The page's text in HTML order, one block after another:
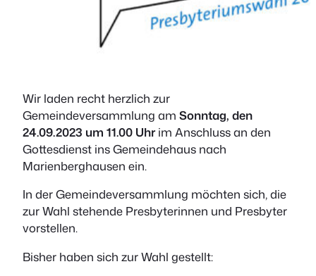
Wir laden recht herzlich zur
Gemeindeversammlung am Sonntag, den
24.09.2023 um 11.00 Uhrim Anschluss an den
Gottesdienst ins Gemeindehaus nach
Marienberghausen ein.
In der Gemeindeversammlung möchten sich, die
zur Wahl stehende Presbyterinnen und Presbyter
vorstellen.
Bisher haben sich zur Wahl gestellt: